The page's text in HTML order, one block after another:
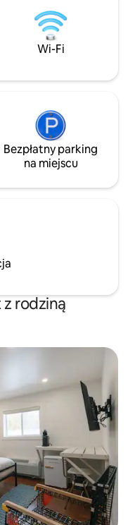
śnieżnych.
wypoczynku na
zaledwie kilka
Nackawic na
Wi-Fi
Bezpłatny parking
na miejscu
rodziną